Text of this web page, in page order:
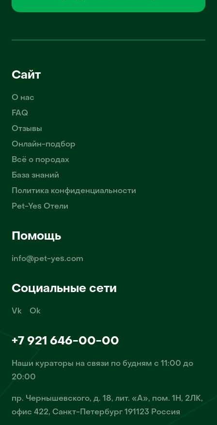
Сайт
О нас
FAQ
Отзывы
Онлайн-подбор
Всё о породах
База знаний
Политика конфиденциальности
Pet-Yes Отели
Помощь
info@pet-yes.com
Социальные сети
Vk Ok
+7 921 646-00-00
Наши кураторы на связи по будням с 11:00 до
20:00
пр. Чернышевского, д. 18, лит. «А», пом. 1Н, 2ЛК,
офис 422, Санкт-Петербург 191123 Россия